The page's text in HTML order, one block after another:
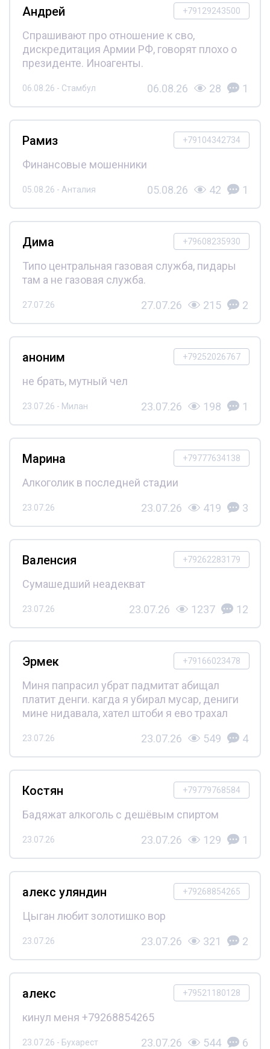
+79129243500
Андрей
Спрашивают про отношение к сво,
дискредитация Армии РФ, говорят плохо о
президенте. Иноагенты.
06.08.26 - Стамбул 06.08.26 28 1
+79104342734
Рамиз
Финансовые мошенники
05.08.26 - Анталия 05.08.26 42 1
+79608235930
Дима
Типо центральная газовая служба, пидары
там а не газовая служба.
27.07.26 27.07.26 215 2
+79252026767
аноним
не брать, мутный чел
23.07.26 - Милан 23.07.26 198 1
+79777634138
Марина
Алкоголик в последней стадии
23.07.26 23.07.26 419 3
+79262283179
Валенсия
Сумашедший неадекват
23.07.26 23.07.26 1237 12
+79166023478
Эрмек
Миня папрасил убрат падмитат абищал
платит денги. кагда я убирал мусар, дениги
мине нидавала, хател штоби я ево трахал
23.07.26 23.07.26 549 4
+79779768584
Костян
Бадяжат алкоголь с дешёвым спиртом
23.07.26 23.07.26 129 1
+79268854265
алекс уляндин
Цыган любит золотишко вор
23.07.26 23.07.26 321 2
+79521180128
алекс
кинул меня +79268854265
23.07.26 - Бухарест 23.07.26 544 6